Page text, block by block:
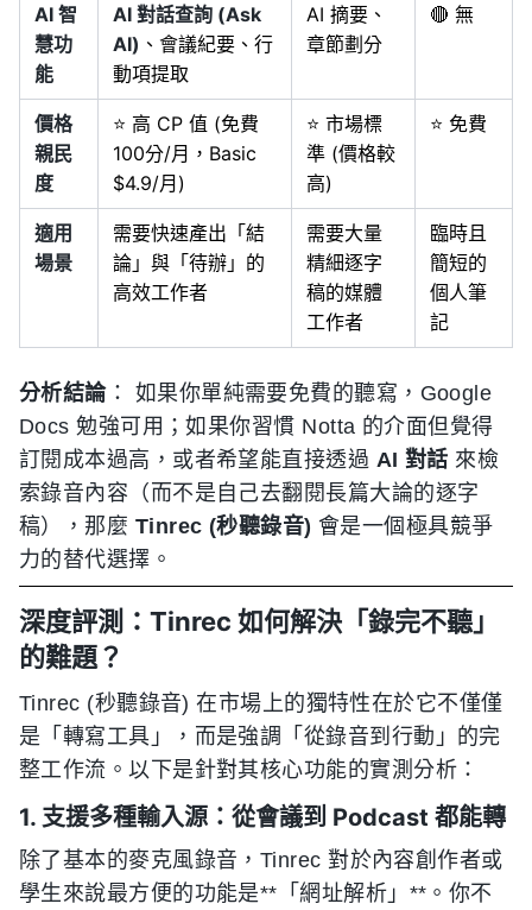
AI 智
慧功
能
AI 對話查詢 (Ask
AI) 、會議紀要、行
動項提取
AI 摘要、
章節劃分
🔴 無
價格
親民
度
⭐ 高 CP 值 (免費
100分/月，Basic
$4.9/月)
⭐ 市場標
準 (價格較
高)
⭐ 免費
適用
場景
需要快速產出「結
論」與「待辦」的
高效工作者
需要大量
精細逐字
稿的媒體
工作者
臨時且
簡短的
個人筆
記
分析結論： 如果你單純需要免費的聽寫，Google
Docs 勉強可用；如果你習慣 Notta 的介面但覺得
訂閱成本過高，或者希望能直接透過 AI 對話 來檢
索錄音內容（而不是自己去翻閱長篇大論的逐字
稿），那麼 Tinrec (秒聽錄音) 會是一個極具競爭
力的替代選擇。
深度評測：Tinrec 如何解決「錄完不聽」
的難題？
Tinrec (秒聽錄音) 在市場上的獨特性在於它不僅僅
是「轉寫工具」，而是強調「從錄音到行動」的完
整工作流。以下是針對其核心功能的實測分析：
1. 支援多種輸入源：從會議到 Podcast 都能轉
除了基本的麥克風錄音，Tinrec 對於內容創作者或
學生來說最方便的功能是**「網址解析」**。你不